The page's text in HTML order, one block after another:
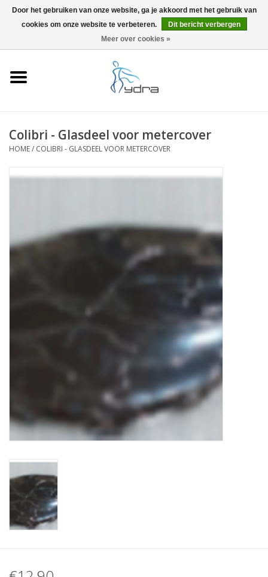
0 Artikelen - €0,00
Colibri - Glasdeel voor metercover
HOME/ COLIBRI - GLASDEEL VOOR METERCOVER
Door het gebruiken van onze website, ga je akkoord met het gebruik van
cookies om onze website te verbeteren.
Dit bericht verbergen
Meer over cookies »